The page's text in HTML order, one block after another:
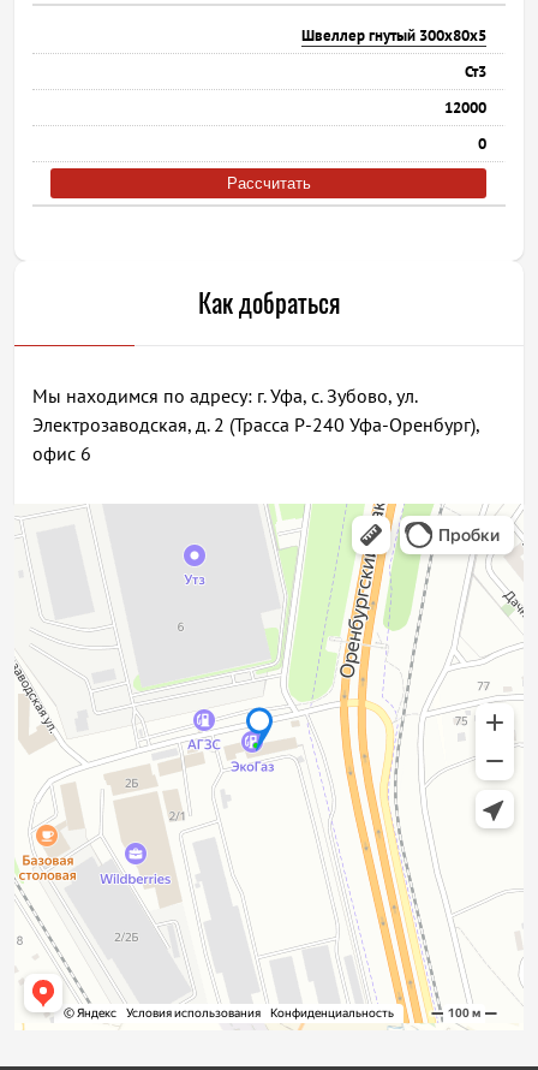
Швеллер гнутый 300х80х5
Ст3
12000
0
Рассчитать
Как добраться
Мы находимся по адресу: г. Уфа, с. Зубово, ул.
Электрозаводская, д. 2 (Трасса Р-240 Уфа-Оренбург),
офис 6